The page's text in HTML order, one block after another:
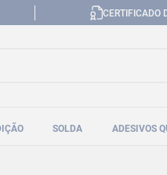
CERTIFICADO
SOLDA ADESIVOS